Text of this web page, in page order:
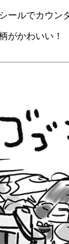
ールでカウン
がかわいい！